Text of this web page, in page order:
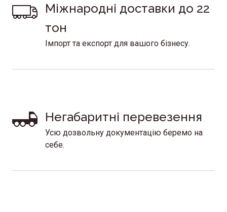
Міжнародні доставки до 22
тон
Імпорт та експорт для вашого бізнесу.
Негабаритні перевезення
Усю дозвольну документацію беремо на
себе.